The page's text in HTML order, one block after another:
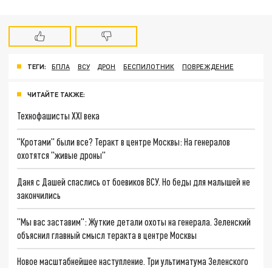
ТЕГИ: БПЛА ВСУ ДРОН БЕСПИЛОТНИК ПОВРЕЖДЕНИЕ
ЧИТАЙТЕ ТАКЖЕ:
Технофашисты XXI века
"Кротами" были все? Теракт в центре Москвы: На генералов
охотятся "живые дроны"
Даня с Дашей спаслись от боевиков ВСУ. Но беды для малышей не
закончились
"Мы вас заставим": Жуткие детали охоты на генерала. Зеленский
объяснил главный смысл теракта в центре Москвы
Новое масштабнейшее наступление. Три ультиматума Зеленского